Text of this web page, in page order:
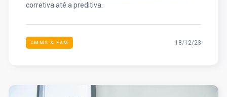
corretiva até a preditiva.
CMMS & EAM 18/12/23